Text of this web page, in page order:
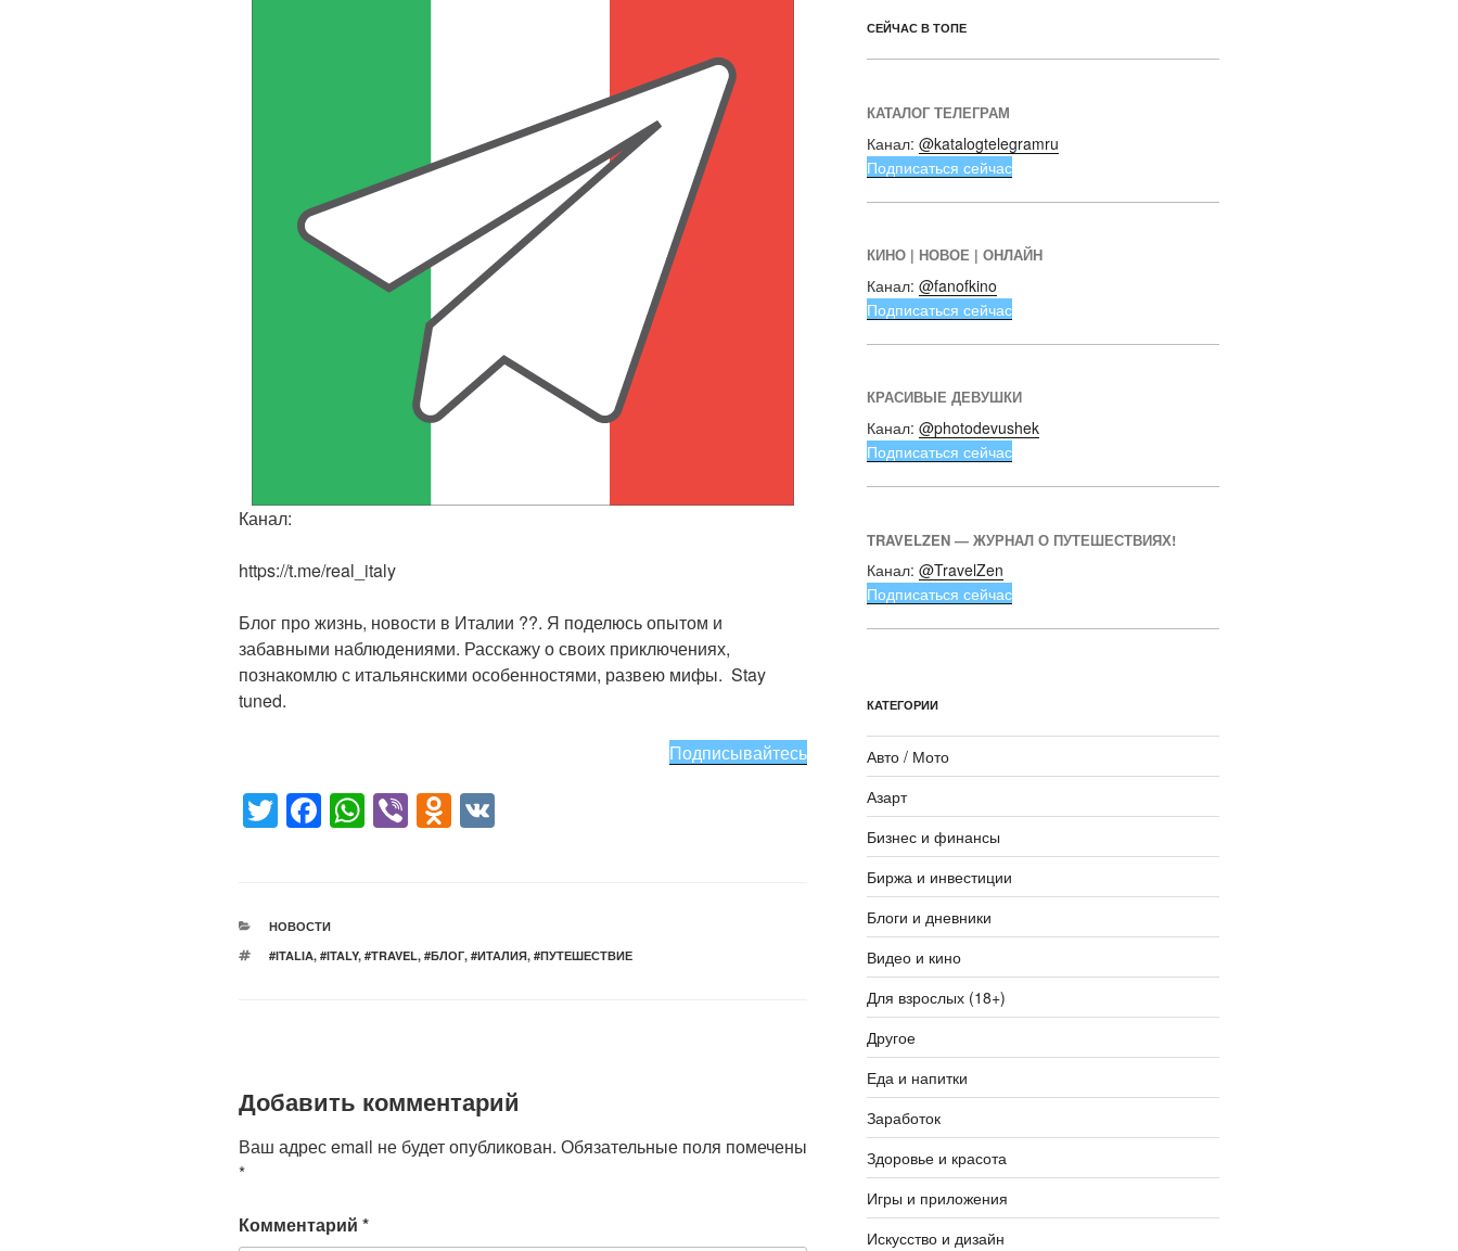
Канал:
https://t.me/real_italy
Блог про жизнь, новости в Италии ??. Я поделюсь опытом и
забавными наблюдениями. Расскажу о своих приключениях,
познакомлю с итальянскими особенностями, развею мифы. Stay
tuned.
Подписывайтесь
T
wi
er
F
a
e
b
W
h
A
Vi
b
O
d
kl
ki
РУБРИКИ
НОВОСТИ
МЕТКИ
#ITALIA, #ITALY, #TRAVEL, #БЛОГ, #ИТАЛИЯ, #ПУТЕШЕСТВИЕ
Добавить комментарий
Ваш адрес email не будет опубликован. Обязательные поля помечены
*
Комментарий *
СЕЙЧАС В ТОПЕ
КАТАЛОГ ТЕЛЕГРАМ
Канал: @katalogtelegramru
Подписаться сейчас
КИНО | НОВОЕ | ОНЛАЙН
Канал: @fanofkino
Подписаться сейчас
КРАСИВЫЕ ДЕВУШКИ
Канал: @photodevushek
Подписаться сейчас
TRAVELZEN — ЖУРНАЛ О ПУТЕШЕСТВИЯХ!
Канал: @TravelZen
Подписаться сейчас
КАТЕГОРИИ
Авто / Мото
Азарт
Бизнес и финансы
Биржа и инвестиции
Блоги и дневники
Видео и кино
Для взрослых (18+)
Другое
Еда и напитки
Заработок
Здоровье и красота
Игры и приложения
Искусство и дизайн